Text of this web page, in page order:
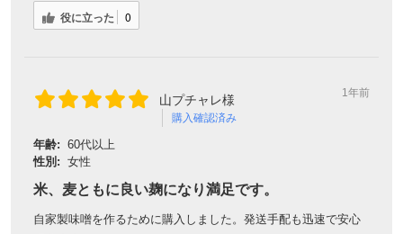
役に立った 0
山プチャレ様
購入確認済み
1年前
年齢: 60代以上
性別: 女性
米、麦ともに良い麹になり満足です。
自家製味噌󠄀を作るために購入しました。発送手配も迅速で安心